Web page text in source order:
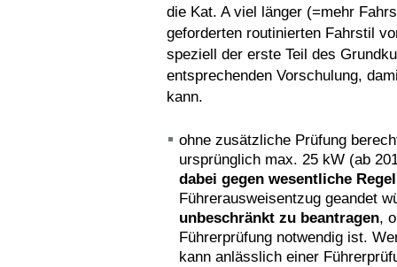
die Kat. A viel länger (=mehr
geforderten routinierten Fahrstil
speziell der erste Teil des
entsprechenden Vorschulung,
kann.
ohne zusätzliche Prüfung
ursprünglich max. 25 kW (ab
dabei gegen wesentliche
Führerausweisentzug geandet
unbeschränkt zu beantragen,
Führerprüfung notwendig ist.
kann anlässlich einer